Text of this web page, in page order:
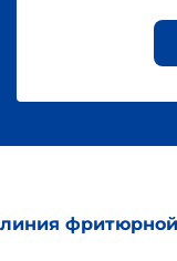
линия